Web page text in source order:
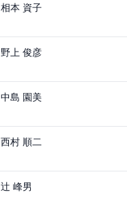
相本 資子
野上 俊彦
中島 園美
西村 順二
辻 峰男